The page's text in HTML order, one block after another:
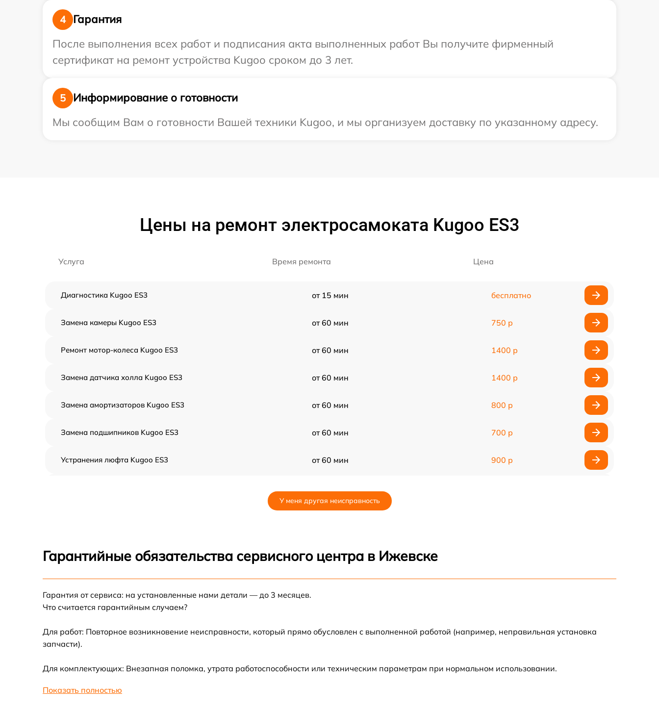
4
Гарантия
После выполнения всех работ и подписания акта выполненных работ Вы получите фирменный
сертификат на ремонт устройства Kugoo сроком до 3 лет.
5
Информирование о готовности
Мы сообщим Вам о готовности Вашей техники Kugoo, и мы организуем доставку по указанному адресу.
Цены на ремонт электросамоката Kugoo ES3
Услуга Время ремонта Цена
Диагностика Kugoo ES3 от 15 мин бесплатно
Замена камеры Kugoo ES3 от 60 мин 750 р
Ремонт мотор-колеса Kugoo ES3 от 60 мин 1400 р
Замена датчика холла Kugoo ES3 от 60 мин 1400 р
Замена амортизаторов Kugoo ES3 от 60 мин 800 р
Замена подшипников Kugoo ES3 от 60 мин 700 р
Устранения люфта Kugoo ES3 от 60 мин 900 р
Замена корпуса Kugoo ES3
Kugoo ES3
У меня другая неисправность
Гарантийные обязательства сервисного центра в Ижевске
Гарантия от сервиса: на установленные нами детали — до 3 месяцев.
Что считается гарантийным случаем?
Для работ: Повторное возникновение неисправности, который прямо обусловлен с выполненной работой (например, неправильная установка
запчасти).
Для комплектующих: Внезапная поломка, утрата работоспособности или техническим параметрам при нормальном использовании.
Показать полностью